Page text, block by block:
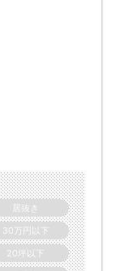
居抜き
30万円以下
20坪以下